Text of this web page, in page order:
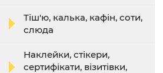
Тіш'ю, калька, кафін, соти,
слюда
Наклейки, стікери,
сертифікати, візитівки,